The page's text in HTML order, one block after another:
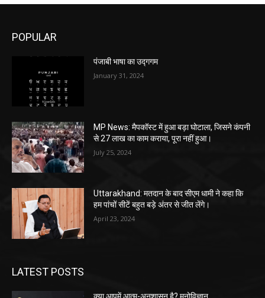
POPULAR
पंजाबी भाषा का उद्गगम
January 31, 2024
MP News: मैपकॉस्ट में हुआ बड़ा घोटाला, जिसने कंपनी
से 27 लाख का काम कराया, पूरा नहीं हुआ।
July 25, 2024
Uttarakhand: मतदान के बाद सीएम धामी ने कहा कि
हम पांचों सीटें बहुत बड़े अंतर से जीत लेंगे।
April 23, 2024
LATEST POSTS
क्या आपमें आत्म-अनुशासन है? मनोविज्ञान